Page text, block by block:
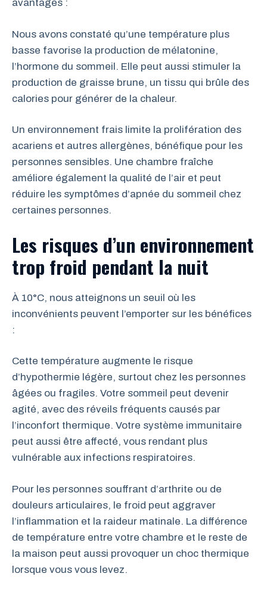
avantages :
Nous avons constaté qu’une température plus
basse favorise la production de mélatonine,
l’hormone du sommeil. Elle peut aussi stimuler la
production de graisse brune, un tissu qui brûle des
calories pour générer de la chaleur.
Un environnement frais limite la prolifération des
acariens et autres allergènes, bénéfique pour les
personnes sensibles. Une chambre fraîche
améliore également la qualité de l’air et peut
réduire les symptômes d’apnée du sommeil chez
certaines personnes.
Les risques d’un environnement
trop froid pendant la nuit
À 10°C, nous atteignons un seuil où les
inconvénients peuvent l’emporter sur les bénéfices
:
Cette température augmente le risque
d’hypothermie légère, surtout chez les personnes
âgées ou fragiles. Votre sommeil peut devenir
agité, avec des réveils fréquents causés par
l’inconfort thermique. Votre système immunitaire
peut aussi être affecté, vous rendant plus
vulnérable aux infections respiratoires.
Pour les personnes souffrant d’arthrite ou de
douleurs articulaires, le froid peut aggraver
l’inflammation et la raideur matinale. La différence
de température entre votre chambre et le reste de
la maison peut aussi provoquer un choc thermique
lorsque vous vous levez.